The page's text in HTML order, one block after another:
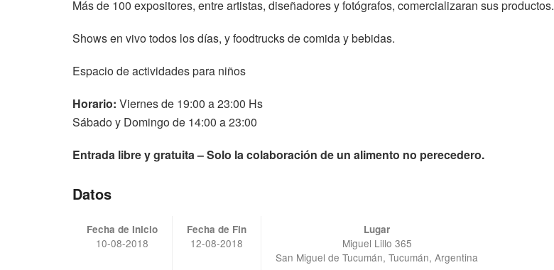
Más de 100 expositores, entre artistas, diseñadores y fotógrafos, comercializaran sus productos.
Shows en vivo todos los días, y foodtrucks de comida y bebidas.
Espacio de actividades para niños
Horario: Viernes de 19:00 a 23:00 Hs
Sábado y Domingo de 14:00 a 23:00
Entrada libre y gratuita – Solo la colaboración de un alimento no perecedero.
Datos
Fecha de Inicio
10-08-2018
Fecha de Fin
12-08-2018
Lugar
Miguel Lillo 365
San Miguel de Tucumán, Tucumán, Argentina